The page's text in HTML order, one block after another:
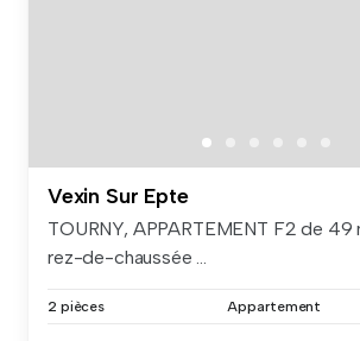
Vexin Sur Epte
TOURNY, APPARTEMENT F2 de 49
rez-de-chaussée ...
2 pièces Appartement